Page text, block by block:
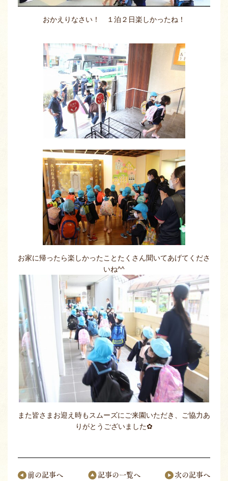
おかえりなさい！ １泊２日楽しかったね！
お家に帰ったら楽しかったことたくさん聞いてあげてくださ
いね^^
また皆さまお迎え時もスムーズにご来園いただき、ご協力あ
りがとうございました✿
前の記事へ 記事の一覧へ 次の記事へ